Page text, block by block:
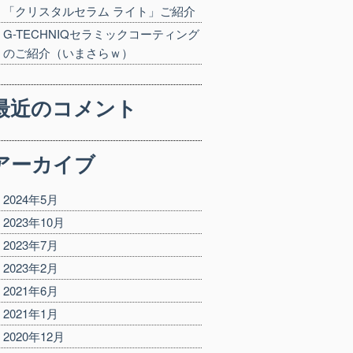
「クリスタルセラム ライト」ご紹介
G-TECHNIQセラミックコーティング
のご紹介（いまさらｗ）
近のコメント
ーカイブ
2024年5月
2023年10月
2023年7月
2023年2月
2021年6月
2021年1月
2020年12月